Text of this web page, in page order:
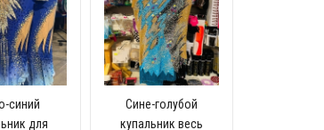
синий
для
Сине-голубой
купальник весь